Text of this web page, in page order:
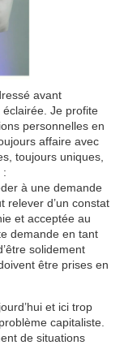
avant
Je profite
personnelles en
affaire avec
toujours uniques,
:
à une demande
relever d’un constat
et acceptée au
demande en tant
solidement
être prises en
et ici trop
capitaliste.
de situations